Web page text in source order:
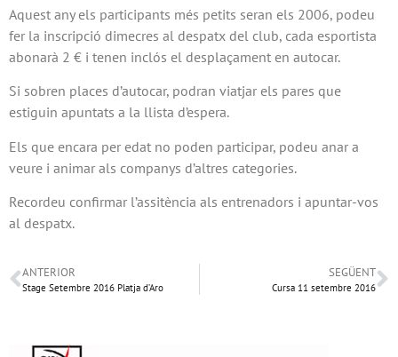
Aquest any els participants més petits seran els 2006, podeu
fer la inscripció dimecres al despatx del club, cada esportista
abonarà 2 € i tenen inclós el desplaçament en autocar.
Si sobren places d’autocar, podran viatjar els pares que
estiguin apuntats a la llista d’espera.
Els que encara per edat no poden participar, podeu anar a
veure i animar als companys d’altres categories.
Recordeu confirmar l’assitència als entrenadors i apuntar-vos
al despatx.
ANTERIOR
Stage Setembre 2016 Platja d’Aro
SEGÜENT
Cursa 11 setembre 2016